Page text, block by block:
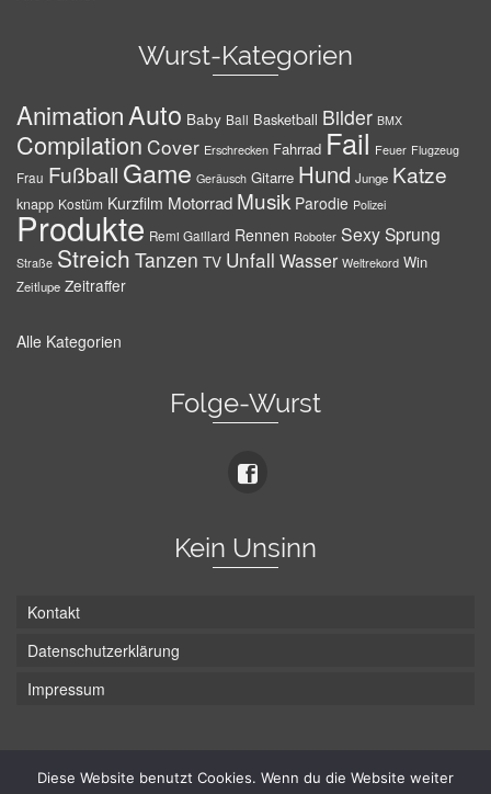
Wurst-Kategorien
AnimationAuto Baby Ball Basketball Bilder BMX
Compilation Cover Erschrecken Fahrrad Fail Feuer Flugzeug
Frau Fußball Game Geräusch Gitarre Hund Junge Katze
knapp Kostüm Kurzfilm Motorrad Musik Parodie Polizei
Produkte Remi Gaillard Rennen Roboter SexySprung
Straße Streich Tanzen TV Unfall Wasser Weltrekord Win
Zeitlupe Zeitraffer
Alle Kategorien
Folge-Wurst
Kein Unsinn
Kontakt
Datenschutzerklärung
Impressum
Diese Website benutzt Cookies. Wenn du die Website weiter